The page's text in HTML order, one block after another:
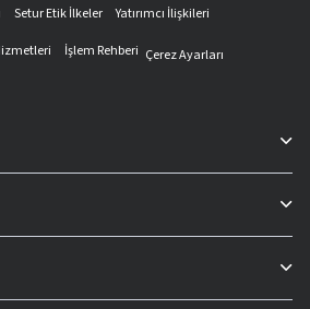
Setur Etik İlkeler
Yatırımcı İlişkileri
İşlem Rehberi Çerez Ayarları